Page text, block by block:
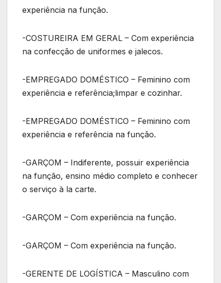
experiência na função.
-COSTUREIRA EM GERAL – Com experiência
na confecção de uniformes e jalecos.
-EMPREGADO DOMÉSTICO – Feminino com
experiência e referência;limpar e cozinhar.
-EMPREGADO DOMÉSTICO – Feminino com
experiência e referência na função.
-GARÇOM – Indiferente, possuir experiência
na função, ensino médio completo e conhecer
o serviço à la carte.
-GARÇOM – Com experiência na função.
-GARÇOM – Com experiência na função.
-GERENTE DE LOGÍSTICA – Masculino com